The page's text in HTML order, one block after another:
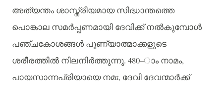
അത്യന്തം ശാസ്ത്രീയമായ സിദ്ധാന്തത്തെ
പൊങ്കാല സമർപ്പണമായി ദേവിക്ക് നൽകുമ്പോൾ
പഞ്ചകോശങ്ങൾ പുണ്യാത്മാക്കളുടെ
ശരീരത്തിൽ നിലനിർത്തുന്നു. 480–ാം നാമം,
പായസാന്നപ്രിയായെ നമഃ, ദേവി ദേവന്മാർക്ക്